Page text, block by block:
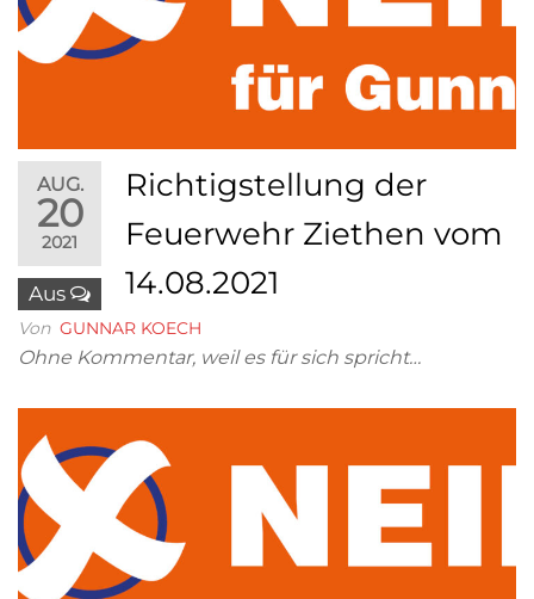
AUG.
20
2021
Aus
Richtigstellung der
Feuerwehr Ziethen vom
14.08.2021
Von GUNNAR KOECH
Ohne Kommentar, weil es für sich spricht…